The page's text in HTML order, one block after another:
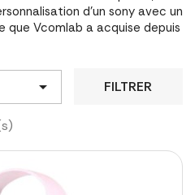
d'un sony avec un
que Vcomlab a acquise depuis
 FILTRER